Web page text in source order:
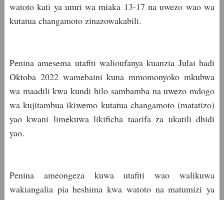
watoto kati ya umri wa miaka 13-17 na uwezo wao wa
kutatua changamoto zinazowakabili.
Penina amesema utafiti walioufanya kuanzia Julai hadi
Oktoba 2022 wamebaini kuna mmomonyoko mkubwa
wa maadili kwa kundi hilo sambamba na uwezo mdogo
wa kujitambua ikiwemo kutatua changamoto (matatizo)
yao kwani limekuwa likificha taarifa za ukatili dhidi
yao.
Penina ameongeza kuwa utafiti wao walikuwa
wakiangalia pia heshima kwa watoto na matumizi ya